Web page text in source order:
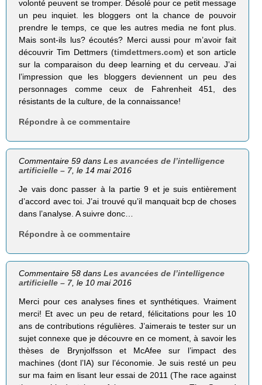
volonté peuvent se tromper. Désolé pour ce petit message
un peu inquiet. les bloggers ont la chance de pouvoir
prendre le temps, ce que les autres media ne font plus.
Mais sont-ils lus? écoutés? Merci aussi pour m’avoir fait
découvrir Tim Dettmers (timdettmers.com) et son article
sur la comparaison du deep learning et du cerveau. J’ai
l’impression que les bloggers deviennent un peu des
personnages comme ceux de Fahrenheit 451, des
résistants de la culture, de la connaissance!
Répondre à ce commentaire
Commentaire 59 dansLes avancées de l’intelligence
artificielle – 7, le 14 mai 2016
Je vais donc passer à la partie 9 et je suis entièrement
d’accord avec toi. J’ai trouvé qu’il manquait bcp de choses
dans l’analyse. A suivre donc…
Répondre à ce commentaire
Commentaire 58 dansLes avancées de l’intelligence
artificielle – 7, le 10 mai 2016
Merci pour ces analyses fines et synthétiques. Vraiment
merci! Et avec un peu de retard, félicitations pour les 10
ans de contributions régulières. J’aimerais te tester sur un
sujet connexe que je découvre en ce moment, à savoir les
thèses de Brynjolfsson et McAfee sur l’impact des
machines (dont l’IA) sur l’économie. Je suis resté un peu
sur ma faim en lisant leur essai de 2011 (The race against